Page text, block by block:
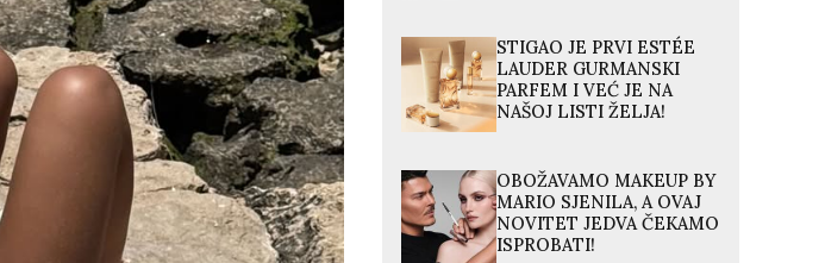
STIGAO JE PRVI ESTÉE
LAUDER GURMANSKI
PARFEM I VEĆ JE NA
NAŠOJ LISTI ŽELJA!
OBOŽAVAMO MAKEUP BY
MARIO SJENILA, A OVAJ
NOVITET JEDVA ČEKAMO
ISPROBATI!